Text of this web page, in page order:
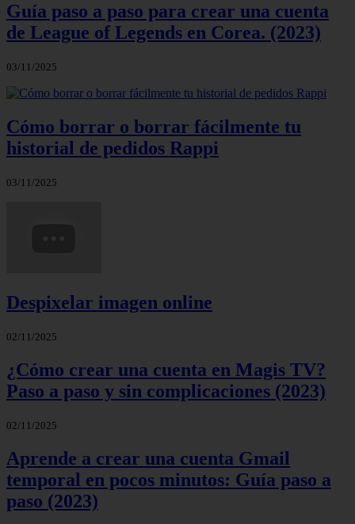
Guía paso a paso para crear una cuenta
de League of Legends en Corea. (2023)
03/11/2025
Cómo borrar o borrar fácilmente tu
historial de pedidos Rappi
03/11/2025
Despixelar imagen online
02/11/2025
¿Cómo crear una cuenta en Magis TV?
Paso a paso y sin complicaciones (2023)
02/11/2025
Aprende a crear una cuenta Gmail
temporal en pocos minutos: Guía paso a
paso (2023)